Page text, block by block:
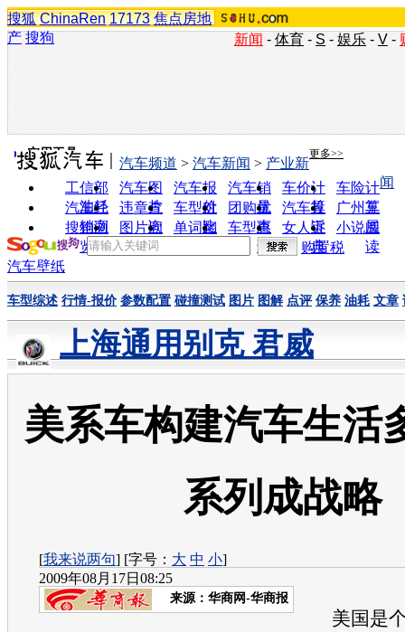
搜狐 ChinaRen 17173 焦点房地
产 搜狗 新闻 - 体育 - S - 娱乐 - V -
实用工具 更多>>
工信部
油耗
汽车图
片
汽车报
价
汽车销
量
车价计
算
车险计
算
汽车经
销商
违章查
询
车型对
比
团购优
惠
汽车投
诉
广州车
展
搜狗浏
览器
图片欣
赏
单词翻
车型查
询
女人宝
典
小说阅
读
汽车频道 > 汽车新闻 > 产业新
闻
购置税
汽车壁纸
车型综述 行情-报价 参数配置 碰撞测试 图片 图解 点评 保养 油耗 文章
上海通用别克 君威
美系车构建汽车生活
系列成战略
[我来说两句] [字号： 大 中 小]
2009年08月17日08:25
来源： 华商网-华商报
美国是